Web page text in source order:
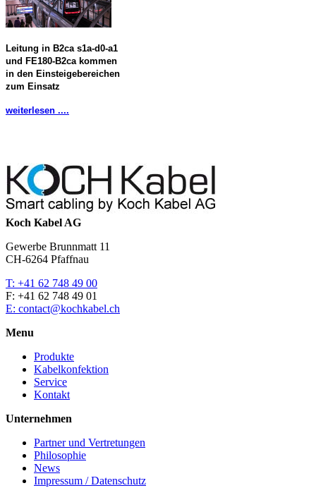
Leitung in B2ca s1a-d0-a1
und FE180-B2ca kommen
in den Einsteigebereichen
zum Einsatz
weiterlesen ....
Koch Kabel AG
Gewerbe Brunnmatt 11
CH-6264 Pfaffnau
T: +41 62 748 49 00
F: +41 62 748 49 01
E: contact@kochkabel.ch
Menu
Produkte
Kabelkonfektion
Service
Kontakt
Unternehmen
Partner und Vertretungen
Philosophie
News
Impressum / Datenschutz